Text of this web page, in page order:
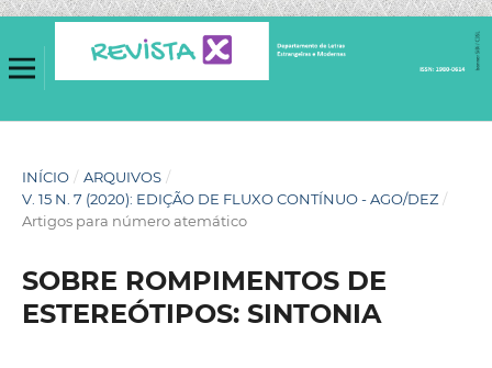
INÍCIO / ARQUIVOS /
V. 15 N. 7 (2020): EDIÇÃO DE FLUXO CONTÍNUO - AGO/DEZ /
Artigos para número atemático
SOBRE ROMPIMENTOS DE
ESTEREÓTIPOS: SINTONIA